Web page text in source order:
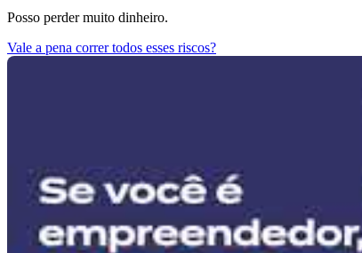
Posso perder muito dinheiro.
Vale a pena correr todos esses riscos?